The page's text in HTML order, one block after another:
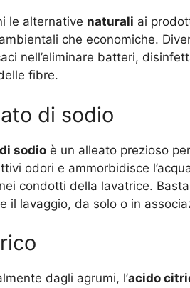
le alternative naturali ai
che economiche.
nell’eliminare batteri,
fibre.
di sodio
sodio è un alleato prezioso
odori e ammorbidisce
condotti della lavatrice.
il lavaggio, da solo o in
dagli agrumi, l’acido